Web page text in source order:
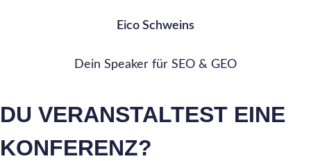
DU VERANSTALTEST EINE
KONFERENZ?
Eico Schweins
Dein Speaker für SEO & GEO